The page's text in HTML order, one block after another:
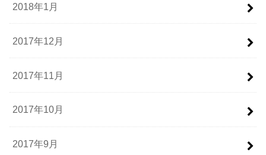
2018年1月
2017年12月
2017年11月
2017年10月
2017年9月